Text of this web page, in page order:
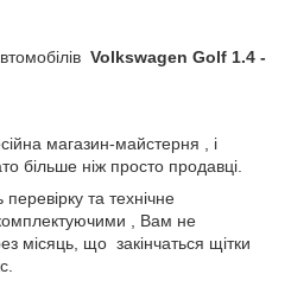
Volkswagen Golf 1.4 -
магазин-майстерня , і
більше ніж просто продавці.
та технічне
, Вам не
місяць, що закінчаться щітки